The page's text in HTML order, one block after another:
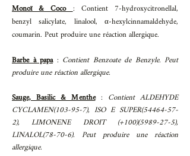
Monoï & Coco: Contient 7-hydroxycitronellal,
benzyl salicylate, linalool, α-hexylcinnamaldehyde,
coumarin. Peut produire une réaction allergique.
Barbe à papa: Contient Benzoate de Benzyle. Peut
produire une réaction allergique.
Sauge, Basilic & Menthe: Contient ALDEHYDE
CYCLAMEN(103-95-7), ISO E SUPER(54464-57-
2), LIMONENE DROIT (+100)(5989-27-5),
LINALOL(78-70-6). Peut produire une réaction
allergique.